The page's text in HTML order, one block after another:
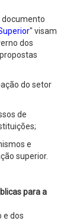
documento
" visam
dos
do setor
de
e
superior.
para a
e dos